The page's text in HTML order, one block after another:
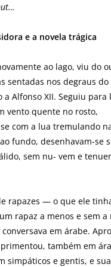
e a novela trágica
ao lago, viu do
sentadas nos degraus do
a Alfonso XII. Seguiu para
vento quente no rosto,
com a lua tremulando
fundo, desenhavam-se
sem nu- vem e
rapazes — o que ele
rapaz a menos e sem
em árabe.
também em
simpáticos e gentis, e sua